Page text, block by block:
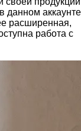
данном аккаунте
расширенная,
работа с